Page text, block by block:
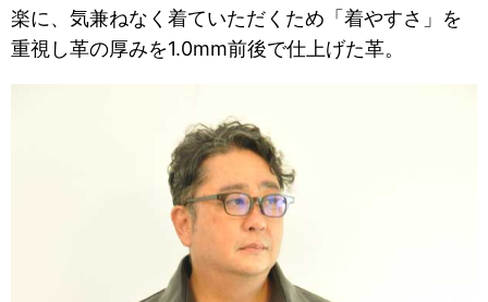
楽に、気兼ねなく着ていただくため「着やすさ」を
重視し革の厚みを1.0mm前後で仕上げた革。